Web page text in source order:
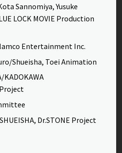
Sannomiya, Yusuke
LOCK MOVIE Production
Entertainment Inc.
Shueisha, Toei Animation
KADOKAWA
Dr.STONE Project